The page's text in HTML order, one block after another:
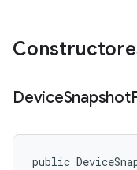
DeviceSnapshot
public